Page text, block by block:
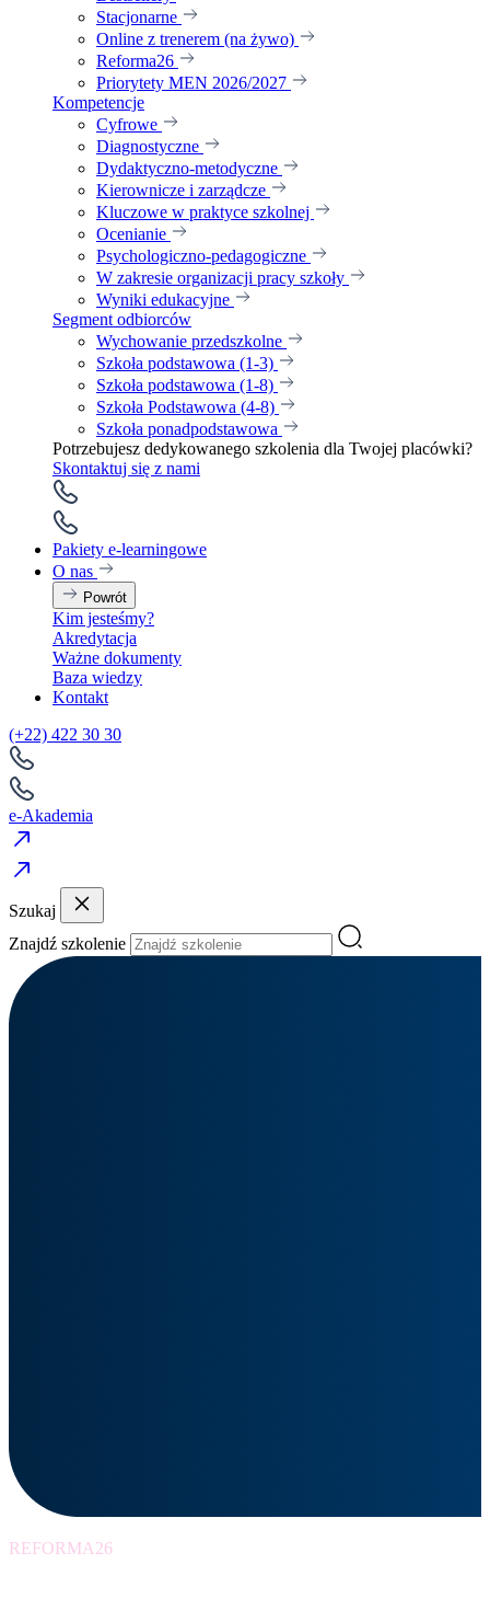
Stacjonarne
Online z trenerem (na żywo)
Reforma26
Priorytety MEN 2026/2027
Kompetencje
Cyfrowe
Diagnostyczne
Dydaktyczno-metodyczne
Kierownicze i zarządcze
Kluczowe w praktyce szkolnej
Ocenianie
Psychologiczno-pedagogiczne
W zakresie organizacji pracy szkoły
Wyniki edukacyjne
Segment odbiorców
Wychowanie przedszkolne
Szkoła podstawowa (1-3)
Szkoła podstawowa (1-8)
Szkoła Podstawowa (4-8)
Szkoła ponadpodstawowa
Potrzebujesz dedykowanego szkolenia dla Twojej placówki?
Skontaktuj się z nami
Pakiety e-learningowe
O nas
Powrót
Kim jesteśmy?
Akredytacja
Ważne dokumenty
Baza wiedzy
Kontakt
(+22) 422 30 30
e-Akademia
Szukaj
Znajdź szkolenie
REFORMA26